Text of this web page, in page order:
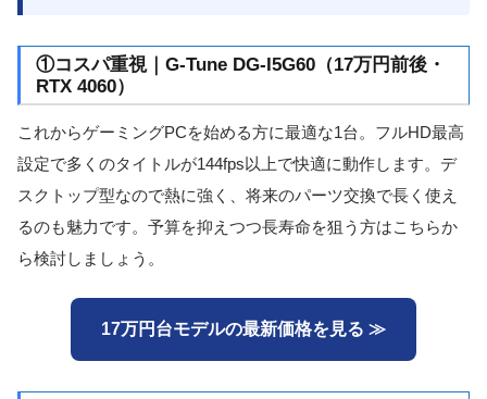
①コスパ重視｜G-Tune DG-I5G60（17万円前後・
RTX 4060）
これからゲーミングPCを始める方に最適な1台。フルHD最高
設定で多くのタイトルが144fps以上で快適に動作します。デ
スクトップ型なので熱に強く、将来のパーツ交換で長く使え
るのも魅力です。予算を抑えつつ長寿命を狙う方はこちらか
ら検討しましょう。
17万円台モデルの最新価格を見る ≫